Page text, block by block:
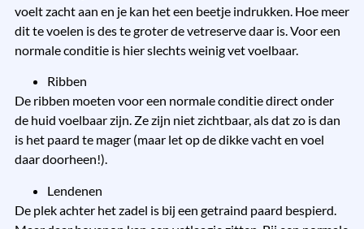
voelt zacht aan en je kan het een beetje indrukken. Hoe meer
dit te voelen is des te groter de vetreserve daar is. Voor een
normale conditie is hier slechts weinig vet voelbaar.
Ribben
De ribben moeten voor een normale conditie direct onder
de huid voelbaar zijn. Ze zijn niet zichtbaar, als dat zo is dan
is het paard te mager (maar let op de dikke vacht en voel
daar doorheen!).
Lendenen
De plek achter het zadel is bij een getraind paard bespierd.